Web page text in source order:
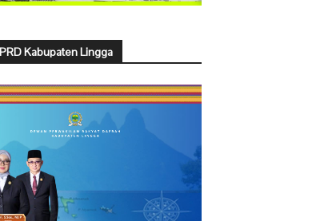
Kabupaten Lingga